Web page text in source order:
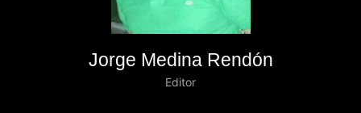
Jorge Medina Rendón
Editor